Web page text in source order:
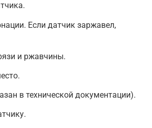
Если датчик заржавел,
и ржавчины.
в технической документации).